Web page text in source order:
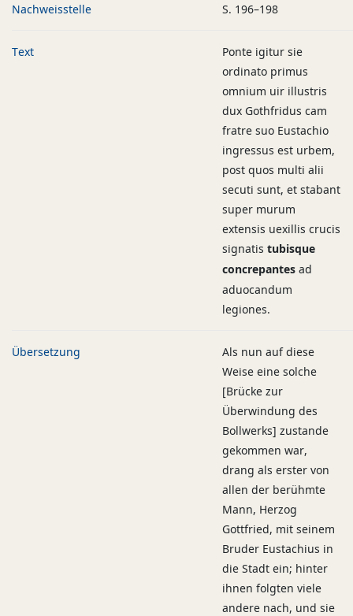
Nachweisstelle S. 196–198
Text
Ponte igitur sie
ordinato primus
omnium uir illustris
dux Gothfridus cam
fratre suo Eustachio
ingressus est urbem,
post quos multi alii
secuti sunt, et stabant
super murum
extensis uexillis crucis
signatis tubisque
concrepantes ad
aduocandum
legiones.
Übersetzung
Als nun auf diese
Weise eine solche
[Brücke zur
Überwindung des
Bollwerks] zustande
gekommen war,
drang als erster von
allen der berühmte
Mann, Herzog
Gottfried, mit seinem
Bruder Eustachius in
die Stadt ein; hinter
ihnen folgten viele
andere nach, und sie